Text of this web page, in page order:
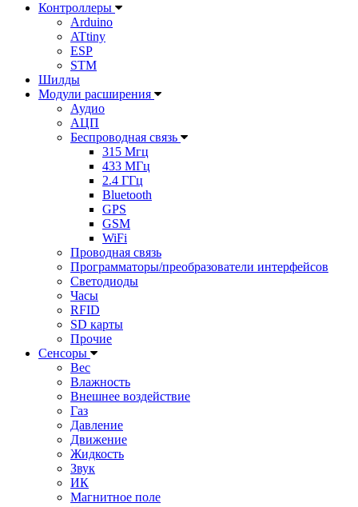
Контроллеры
Arduino
ATtiny
ESP
STM
Шилды
Модули расширения
Аудио
АЦП
Беспроводная связь
315 Мгц
433 МГц
2.4 ГГц
Bluetooth
GPS
GSM
WiFi
Проводная связь
Программаторы/преобразователи интерфейсов
Светодиоды
Часы
RFID
SD карты
Прочие
Сенсоры
Вес
Влажность
Внешнее воздействие
Газ
Давление
Движение
Жидкость
Звук
ИК
Магнитное поле